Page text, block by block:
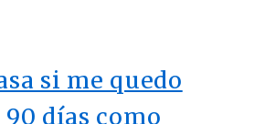
si me quedo
90 días como